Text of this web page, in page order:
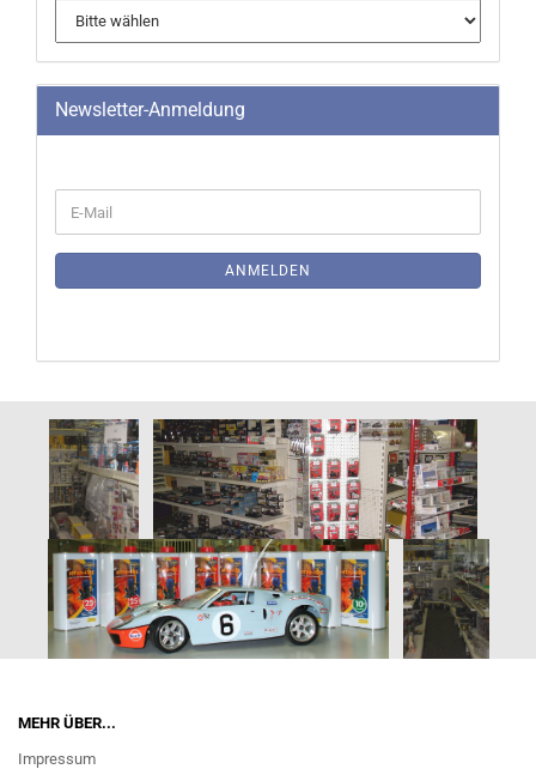
Newsletter-Anmeldung
ZUR
E-
Mail
ANMELDEN
MEHR ÜBER...
Impressum